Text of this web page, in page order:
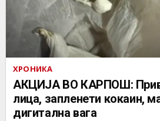
ХРОНИКА
АКЦИЈА ВО КАРПОШ:
лица, запленети кокаин,
дигитална вага